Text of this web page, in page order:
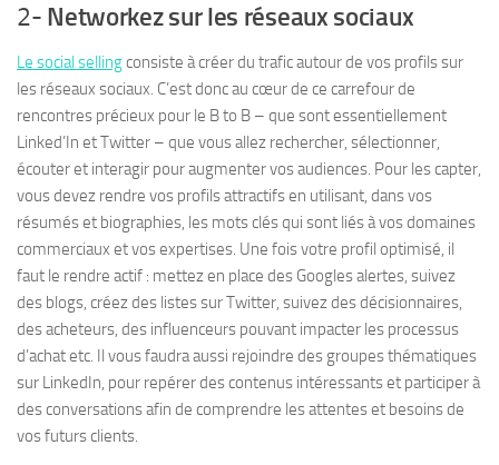
2- Networkez sur les réseaux sociaux
Le social sellingconsiste à créer du trafic autour de vos profils sur
les réseaux sociaux. C’est donc au cœur de ce carrefour de
rencontres précieux pour le B to B – que sont essentiellement
Linked’In et Twitter – que vous allez rechercher, sélectionner,
écouter et interagir pour augmenter vos audiences. Pour les capter,
vous devez rendre vos profils attractifs en utilisant, dans vos
résumés et biographies, les mots clés qui sont liés à vos domaines
commerciaux et vos expertises. Une fois votre profil optimisé, il
faut le rendre actif : mettez en place des Googles alertes, suivez
des blogs, créez des listes sur Twitter, suivez des décisionnaires,
des acheteurs, des influenceurs pouvant impacter les processus
d’achat etc. Il vous faudra aussi rejoindre des groupes thématiques
sur LinkedIn, pour repérer des contenus intéressants et participer à
des conversations afin de comprendre les attentes et besoins de
vos futurs clients.